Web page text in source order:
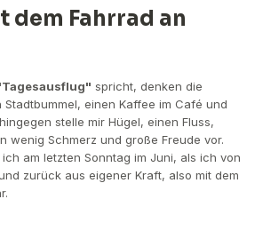
dem Fahrrad an
spricht, denken die
einen Kaffee im Café und
stelle mir Hügel, einen Fluss,
wenig Schmerz und große Freude vor.
am letzten Sonntag im Juni, als ich von
zurück aus eigener Kraft, also mit dem